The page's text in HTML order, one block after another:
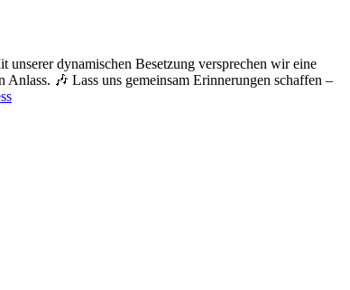
unserer dynamischen Besetzung versprechen wir eine
Anlass. 🎶 Lass uns gemeinsam Erinnerungen schaffen –